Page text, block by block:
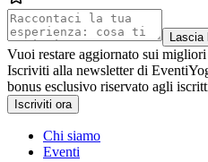
Lascia
Vuoi restare aggiornato sui
Iscriviti alla newsletter di
bonus esclusivo riservato agli
Iscriviti ora
Chi siamo
Eventi